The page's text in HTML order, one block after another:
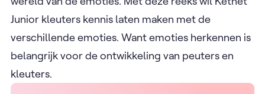
Junior kleuters kennis laten maken met de
verschillende emoties. Want emoties herkennen is
belangrijk voor de ontwikkeling van peuters en
kleuters.